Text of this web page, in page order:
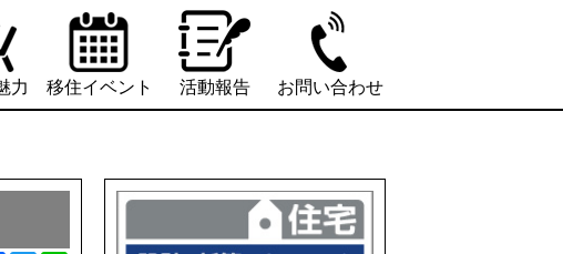
力 移住イベント 活動報告 お問い合わせ